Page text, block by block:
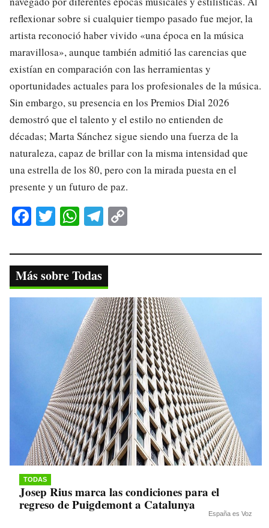
reflexionar sobre si cualquier tiempo pasado fue mejor, la
artista reconoció haber vivido «una época en la música
maravillosa», aunque también admitió las carencias que
existían en comparación con las herramientas y
oportunidades actuales para los profesionales de la música.
Sin embargo, su presencia en los Premios Dial 2026
demostró que el talento y el estilo no entienden de
décadas; Marta Sánchez sigue siendo una fuerza de la
naturaleza, capaz de brillar con la misma intensidad que
una estrella de los 80, pero con la mirada puesta en el
presente y un futuro de paz.
Fa
bo
ok
T
tte
r
W
ts
A
pp
Te
gr
a
m
y
nk
Más sobre Todas
TODAS
Josep Rius marca las condiciones para el
regreso de Puigdemont a Catalunya
España es Voz